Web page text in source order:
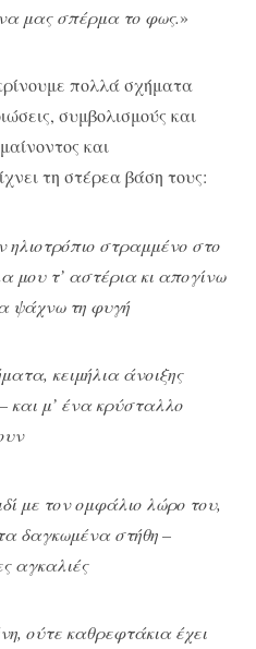
μας σπέρμα το φως.»
πολλά σχήματα
συμβολισμούς και
και
τη στέρεα βάση τους:
στραμμένο στο
μου τ’ αστέρια κι απογίνω
ψάχνω τη φυγή
κειμήλια άνοιξης
και μ’ ένα κρύσταλλο
με τον ομφάλιο λώρο του,
δαγκωμένα στήθη –
αγκαλιές
ούτε καθρεφτάκια έχει